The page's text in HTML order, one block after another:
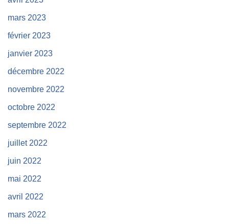
mars 2023
février 2023
janvier 2023
décembre 2022
novembre 2022
octobre 2022
septembre 2022
juillet 2022
juin 2022
mai 2022
avril 2022
mars 2022